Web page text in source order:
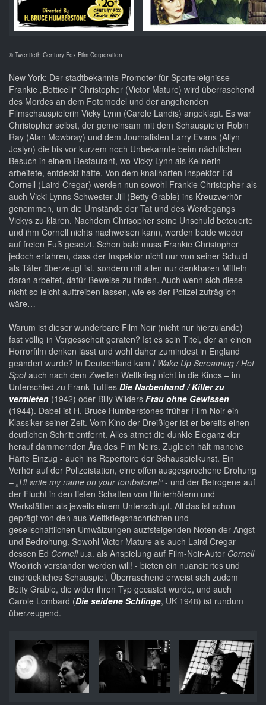
© Twentieth Century Fox Film Corporation
New York: Der stadtbekannte Promoter für Sportereignisse
Frankie „Botticelli“ Christopher (Victor Mature) wird überraschend
des Mordes an dem Fotomodel und der angehenden
Filmschauspielerin Vicky Lynn (Carole Landis) angeklagt. Es war
Christopher selbst, der gemeinsam mit dem Schauspieler Robin
Ray (Alan Mowbray) und dem Journalisten Larry Evans (Allyn
Joslyn) die bis vor kurzem noch Unbekannte beim nächtlichen
Besuch in einem Restaurant, wo Vicky Lynn als Kellnerin
arbeitete, entdeckt hatte. Von dem knallharten Inspektor Ed
Cornell (Laird Cregar) werden nun sowohl Frankie Christopher als
auch Vicki Lynns Schwester Jill (Betty Grable) ins Kreuzverhör
genommen, um die Umstände der Tat und des Werdegangs
Vickys zu klären. Nachdem Chrisopher seine Unschuld beteuerte
und ihm Cornell nichts nachweisen kann, werden beide wieder
auf freien Fuß gesetzt. Schon bald muss Frankie Christopher
jedoch erfahren, dass der Inspektor nicht nur von seiner Schuld
als Täter überzeugt ist, sondern mit allen nur denkbaren Mitteln
daran arbeitet, dafür Beweise zu finden. Auch wenn sich diese
nicht so leicht auftreiben lassen, wie es der Polizei zuträglich
wäre…
Warum ist dieser wunderbare Film Noir (nicht nur hierzulande)
fast völlig in Vergesseheit geraten? Ist es sein Titel, der an einen
Horrorfilm denken lässt und wohl daher zumindest in England
geändert wurde? In Deutschland kam I Wake Up Screaming / Hot
Spotauch nach dem Zweiten Weltkrieg nicht in die Kinos – im
Unterschied zu Frank Tuttles Die Narbenhand / Killer zu
vermieten (1942) oder Billy Wilders Frau ohne Gewissen
(1944). Dabei ist H. Bruce Humberstones früher Film Noir ein
Klassiker seiner Zeit. Vom Kino der Dreißiger ist er bereits einen
deutlichen Schritt entfernt. Alles atmet die dunkle Eleganz der
herauf dämmernden Ära des Film Noirs. Zugleich hält manche
Härte Einzug - auch ins Repertoire der Schauspielkunst. Ein
Verhör auf der Polizeistation, eine offen ausgesprochene Drohung
– „I’ll write my name on your tombstone!“- und der Betrogene auf
der Flucht in den tiefen Schatten von Hinterhöfenn und
Werkstätten als jeweils einem Unterschlupf. All das ist schon
geprägt von den aus Weltkriegsnachrichten und
gesellschaftlichen Umwälzungen auzfsteigenden Noten der Angst
und Bedrohung. Sowohl Victor Mature als auch Laird Cregar –
dessen Ed Cornellu.a. als Anspielung auf Film-Noir-Autor Cornell
Woolrich verstanden werden will! - bieten ein nuanciertes und
eindrückliches Schauspiel. Überraschend erweist sich zudem
Betty Grable, die wider ihren Typ gecastet wurde, und auch
Carole Lombard (Die seidene Schlinge, UK 1948) ist rundum
überzeugend.